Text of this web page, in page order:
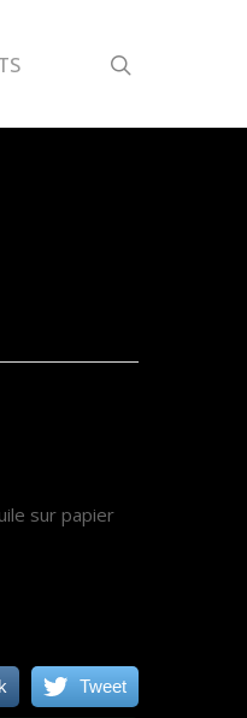
sur papier
Tweet